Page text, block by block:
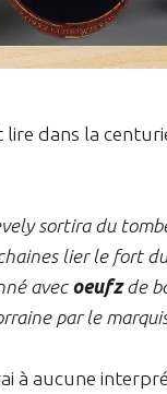
lire dans la
sortira du
lier le fort
avecoeufzde
par le
à aucune